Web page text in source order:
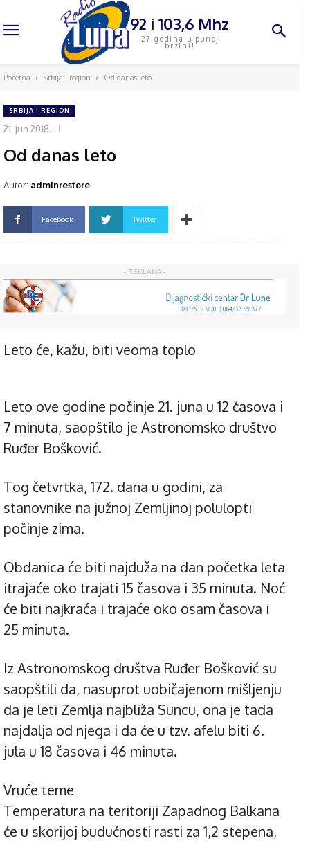
92 i 103,6 Mhz
27 godina u punoj
brzini!
Početna Srbija i region Od danas leto
SRBIJA I REGION
21. jun 2018.
Od danas leto
Autor: adminrestore
Facebook Twitter
- REKLAMA -
Leto će, kažu, biti veoma toplo
Leto ove godine počinje 21. juna u 12 časova i
7 minuta, saopštilo je Astronomsko društvo
Ruđer Bošković.
Tog četvrtka, 172. dana u godini, za
stanovnike na južnoj Zemljinoj polulopti
počinje zima.
Obdanica će biti najduža na dan početka leta
itrajaće oko trajati 15 časova i 35 minuta. Noć
će biti najkraća i trajaće oko osam časova i
25 minuta.
Iz Astronomskog društva Ruđer Bošković su
saopštili da, nasuprot uobičajenom mišljenju
da je leti Zemlja najbliža Suncu, ona je tada
najdalja od njega i da će u tzv. afelu biti 6.
jula u 18 časova i 46 minuta.
Vruće teme
Temperatura na teritoriji Zapadnog Balkana
će u skorijoj budućnosti rasti za 1,2 stepena,